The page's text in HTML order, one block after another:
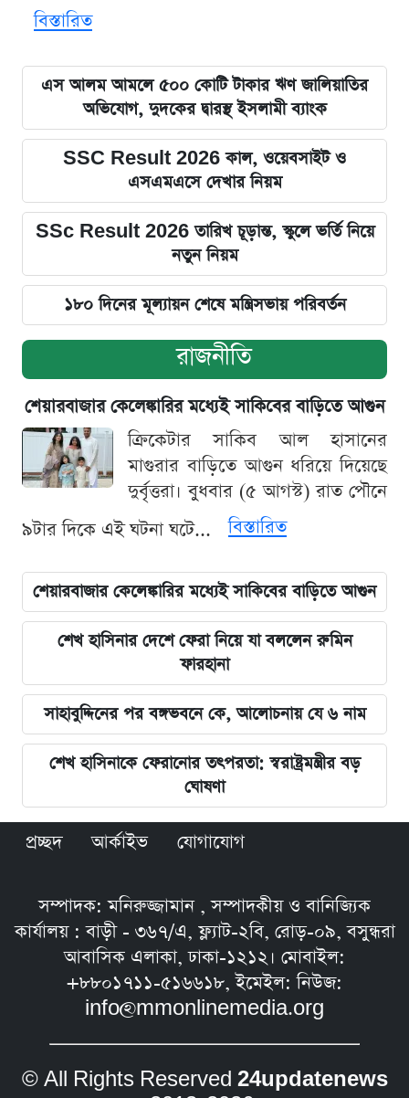
বিস্তারিত
এস আলম আমলে ৫০০ কোটি টাকার ঋণ জালিয়াতির
অভিযোগ, দুদকের দ্বারস্থ ইসলামী ব্যাংক
SSC Result 2026 কাল, ওয়েবসাইট ও
এসএমএসে দেখার নিয়ম
SSc Result 2026 তারিখ চূড়ান্ত, স্কুলে ভর্তি নিয়ে
নতুন নিয়ম
১৮০ দিনের মূল্যায়ন শেষে মন্ত্রিসভায় পরিবর্তন
রাজনীতি
শেয়ারবাজার কেলেঙ্কারির মধ্যেই সাকিবের বাড়িতে আগুন
ক্রিকেটার সাকিব আল হাসানের
মাগুরার বাড়িতে আগুন ধরিয়ে দিয়েছে
দুর্বৃত্তরা। বুধবার (৫ আগস্ট) রাত পৌনে
৯টার দিকে এই ঘটনা ঘটে...
বিস্তারিত
শেয়ারবাজার কেলেঙ্কারির মধ্যেই সাকিবের বাড়িতে আগুন
শেখ হাসিনার দেশে ফেরা নিয়ে যা বললেন রুমিন
ফারহানা
সাহাবুদ্দিনের পর বঙ্গভবনে কে, আলোচনায় যে ৬ নাম
শেখ হাসিনাকে ফেরানোর তৎপরতা: স্বরাষ্ট্রমন্ত্রীর বড়
ঘোষণা
প্রচ্ছদ আর্কাইভ যোগাযোগ
সম্পাদক: মনিরুজ্জামান , সম্পাদকীয় ও বানিজ্যিক
কার্যালয় : বাড়ী - ৩৬৭/এ, ফ্ল্যাট-২বি, রোড়-০৯, বসুন্ধরা
আবাসিক এলাকা, ঢাকা-১২১২। মোবাইল:
+৮৮০১৭১১-৫১৬৬১৮, ইমেইল: নিউজ:
info@mmonlinemedia.org
© All Rights Reserved 24updatenews